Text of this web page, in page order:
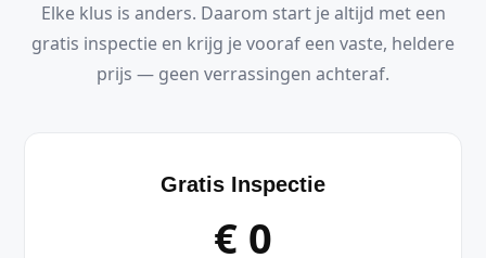
Elke klus is anders. Daarom start je altijd met een
gratis inspectie en krijg je vooraf een vaste, heldere
prijs — geen verrassingen achteraf.
Gratis Inspectie
€ 0